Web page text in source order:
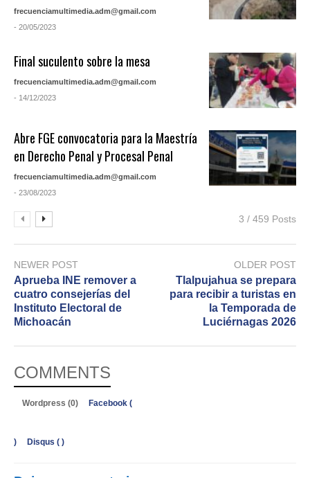
frecuenciamultimedia.adm@gmail.com
- 20/05/2023
Final suculento sobre la mesa
frecuenciamultimedia.adm@gmail.com
- 14/12/2023
Abre FGE convocatoria para la Maestría
en Derecho Penal y Procesal Penal
frecuenciamultimedia.adm@gmail.com
- 23/08/2023
3 / 459 Posts
NEWER POST
Aprueba INE remover a
cuatro consejerías del
Instituto Electoral de
Michoacán
OLDER POST
Tlalpujahua se prepara
para recibir a turistas en
la Temporada de
Luciérnagas 2026
COMMENTS
Wordpress (0) Facebook (
) Disqus ( )